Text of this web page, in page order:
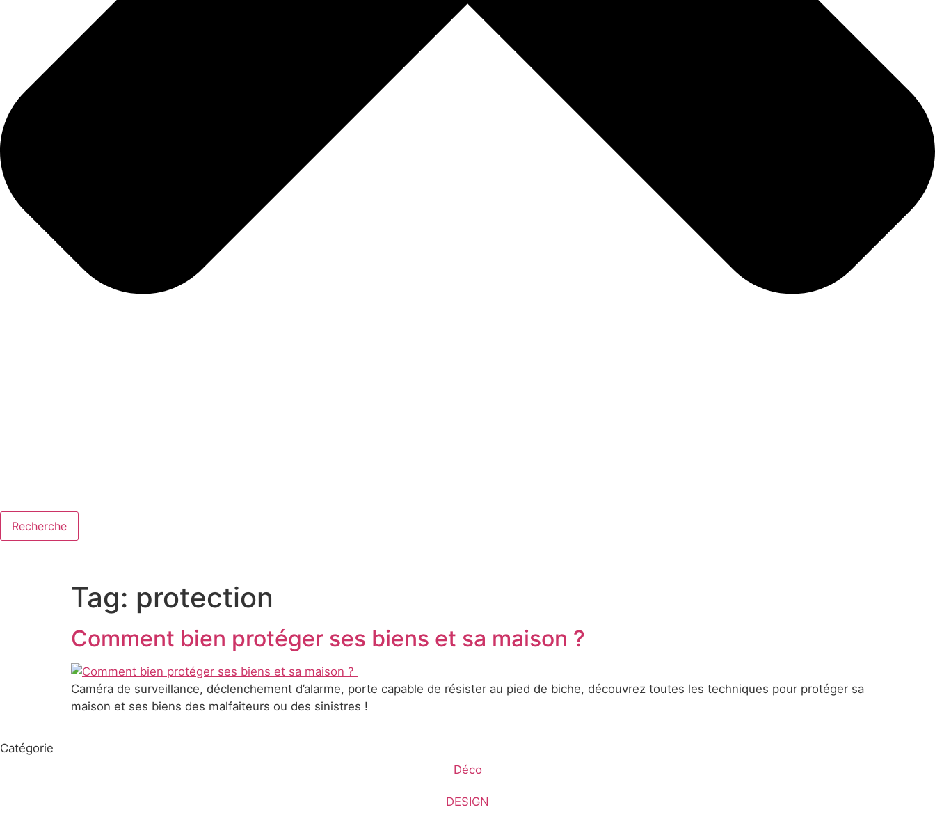
Recherche
Tag: protection
Comment bien protéger ses biens et sa maison ?
Caméra de surveillance, déclenchement d’alarme, porte capable de résister au pied de biche, découvrez toutes les techniques pour protéger sa
maison et ses biens des malfaiteurs ou des sinistres !
Catégorie
Déco
DESIGN